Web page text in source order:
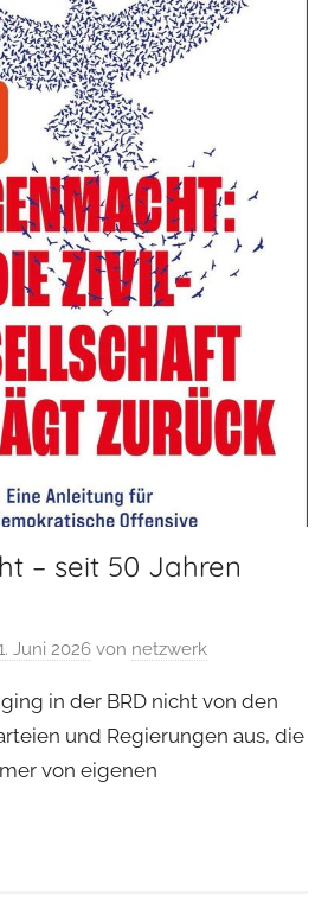
– seit 50 Jahren
Juni 2026 von netzwerk
in der BRD nicht von den
und Regierungen aus, die
von eigenen